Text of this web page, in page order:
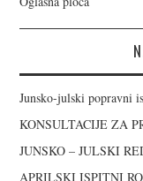
Junsko-julski popravni
KONSULTACIJE ZA
JUNSKO – JULSKI
APRILSKI ISPITNI